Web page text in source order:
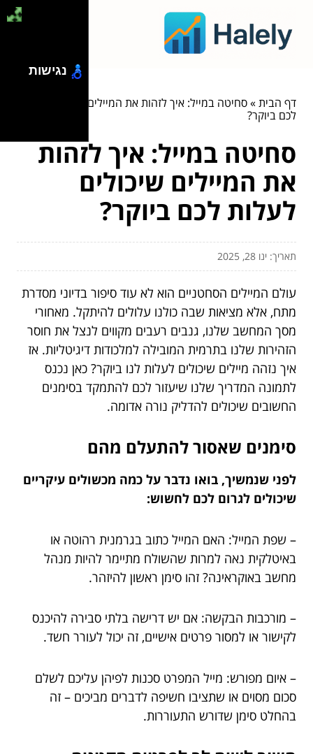
דף הבית»סחיטה במייל: איך לזהות את המיילים שיכולים לעלות
לכם ביוקר?
סחיטה במייל: איך לזהות
את המיילים שיכולים
לעלות לכם ביוקר?
תאריך: ינו 28, 2025
עולם המיילים הסחטניים הוא לא עוד סיפור בדיוני מסדרת
מתח, אלא מציאות שבה כולנו עלולים להיתקל. מאחורי
מסך המחשב שלנו, גנבים רעבים מקווים לנצל את חוסר
הזהירות שלנו בתרמית המובילה למלכודות דיגיטליות. אז
איך נזהה מיילים שיכולים לעלות לנו ביוקר? כאן נכנס
לתמונה המדריך שלנו שיעזור לכם להתמקד בסימנים
החשובים שיכולים להדליק נורה אדומה.
סימנים שאסור להתעלם מהם
לפני שנמשיך, בואו נדבר על כמה מכשולים עיקריים
שיכולים לגרום לכם לחשוש:
– שפת המייל: האם המייל כתוב בגרמנית רהוטה או
באיטלקית נאה למרות שהשולח מתיימר להיות מנהל
מחשב באוקראינה? זהו סימן ראשון להיזהר.
– מורכבות הבקשה: אם יש דרישה בלתי סבירה להיכנס
לקישור או למסור פרטים אישיים, זה יכול לעורר חשד.
– איום מפורש: מייל המפרט סכנות לפיהן עליכם לשלם
סכום מסוים או שתציבו חשיפה לדברים מביכים – זה
בהחלט סימן שדורש התעוררות.
נגישות